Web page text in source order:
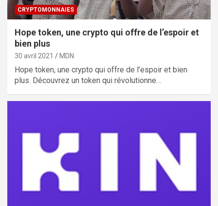
CRYPTOMONNAIES
Hope token, une crypto qui offre de l’espoir et
bien plus
30 avril 2021 MDN
Hope token, une crypto qui offre de l’espoir et bien
plus. Découvrez un token qui révolutionne…